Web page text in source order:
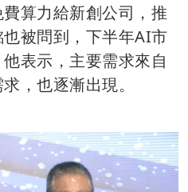
算力給新創公司，推
被問到，下半年AI市
表示，主要需求來自
，也逐漸出現。